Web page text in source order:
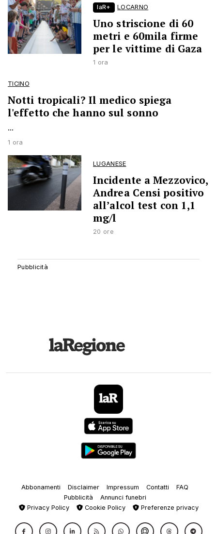
laR+ LOCARNO
Uno striscione di 60
metri e 60mila firme
per le vittime di Gaza
1 ora
TICINO
Notti tropicali? Il medico spiega
l'effetto che hanno sul sonno
...
1 ora
LUGANESE
Incidente a Mezzovico,
Andrea Censi positivo
all’alcol test con 1,1
mg/l
20 ore
Abbonamenti Disclaimer Impressum Contatti
FAQ
Pubblicità
Annunci funebri
Privacy Policy
Cookie Policy Preferenze privacy